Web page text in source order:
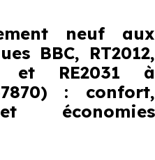
neuf aux
BBC, RT2012,
et RE2031 à
: confort,
économies